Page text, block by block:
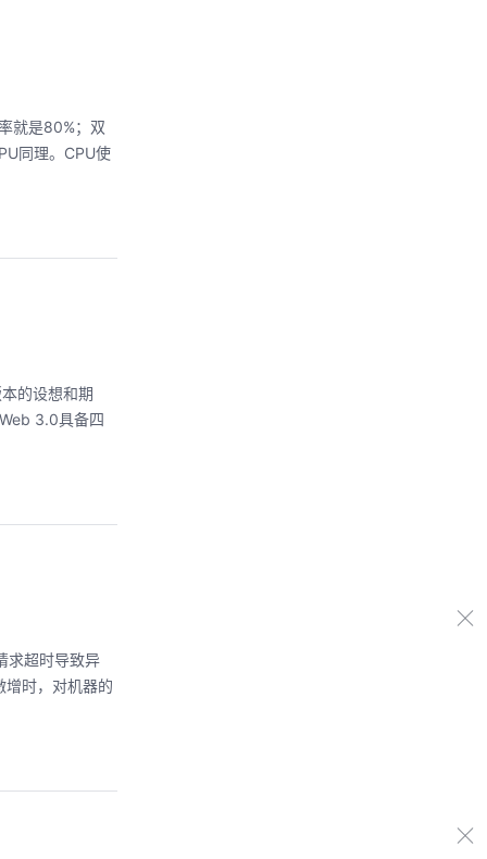
就是80%；双
同理。CPU使
的设想和期
3.0具备四
求超时导致异
增时，对机器的